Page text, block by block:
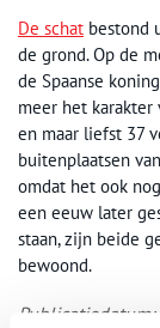
De schat bestond
de grond. Op de
de Spaanse
meer het karakter
en maar liefst 37
buitenplaatsen
omdat het ook
een eeuw later
staan, zijn beide
bewoond.